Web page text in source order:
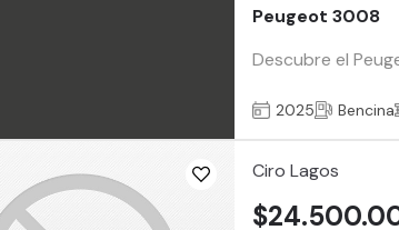
Peugeot 3008
Descubre el
2025 Bencina
Ciro Lagos